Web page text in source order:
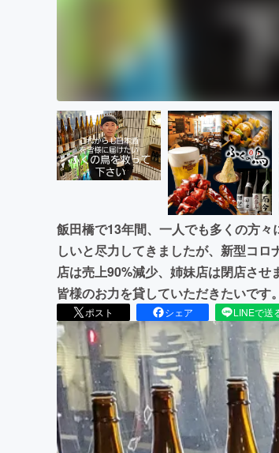
飯田橋で13年間、一人でも多くの方
しいと尽力してきましたが、新型コ
店は売上90%減少、姉妹店は閉店さ
皆様のお力を貸していただきたいです。
ポスト シェア LINEで送